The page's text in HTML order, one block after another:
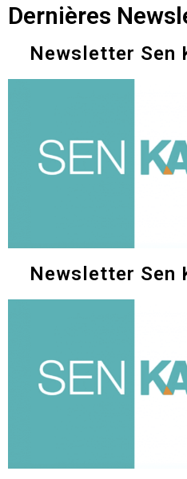
Dernières
Newsletter Sen
Newsletter Sen